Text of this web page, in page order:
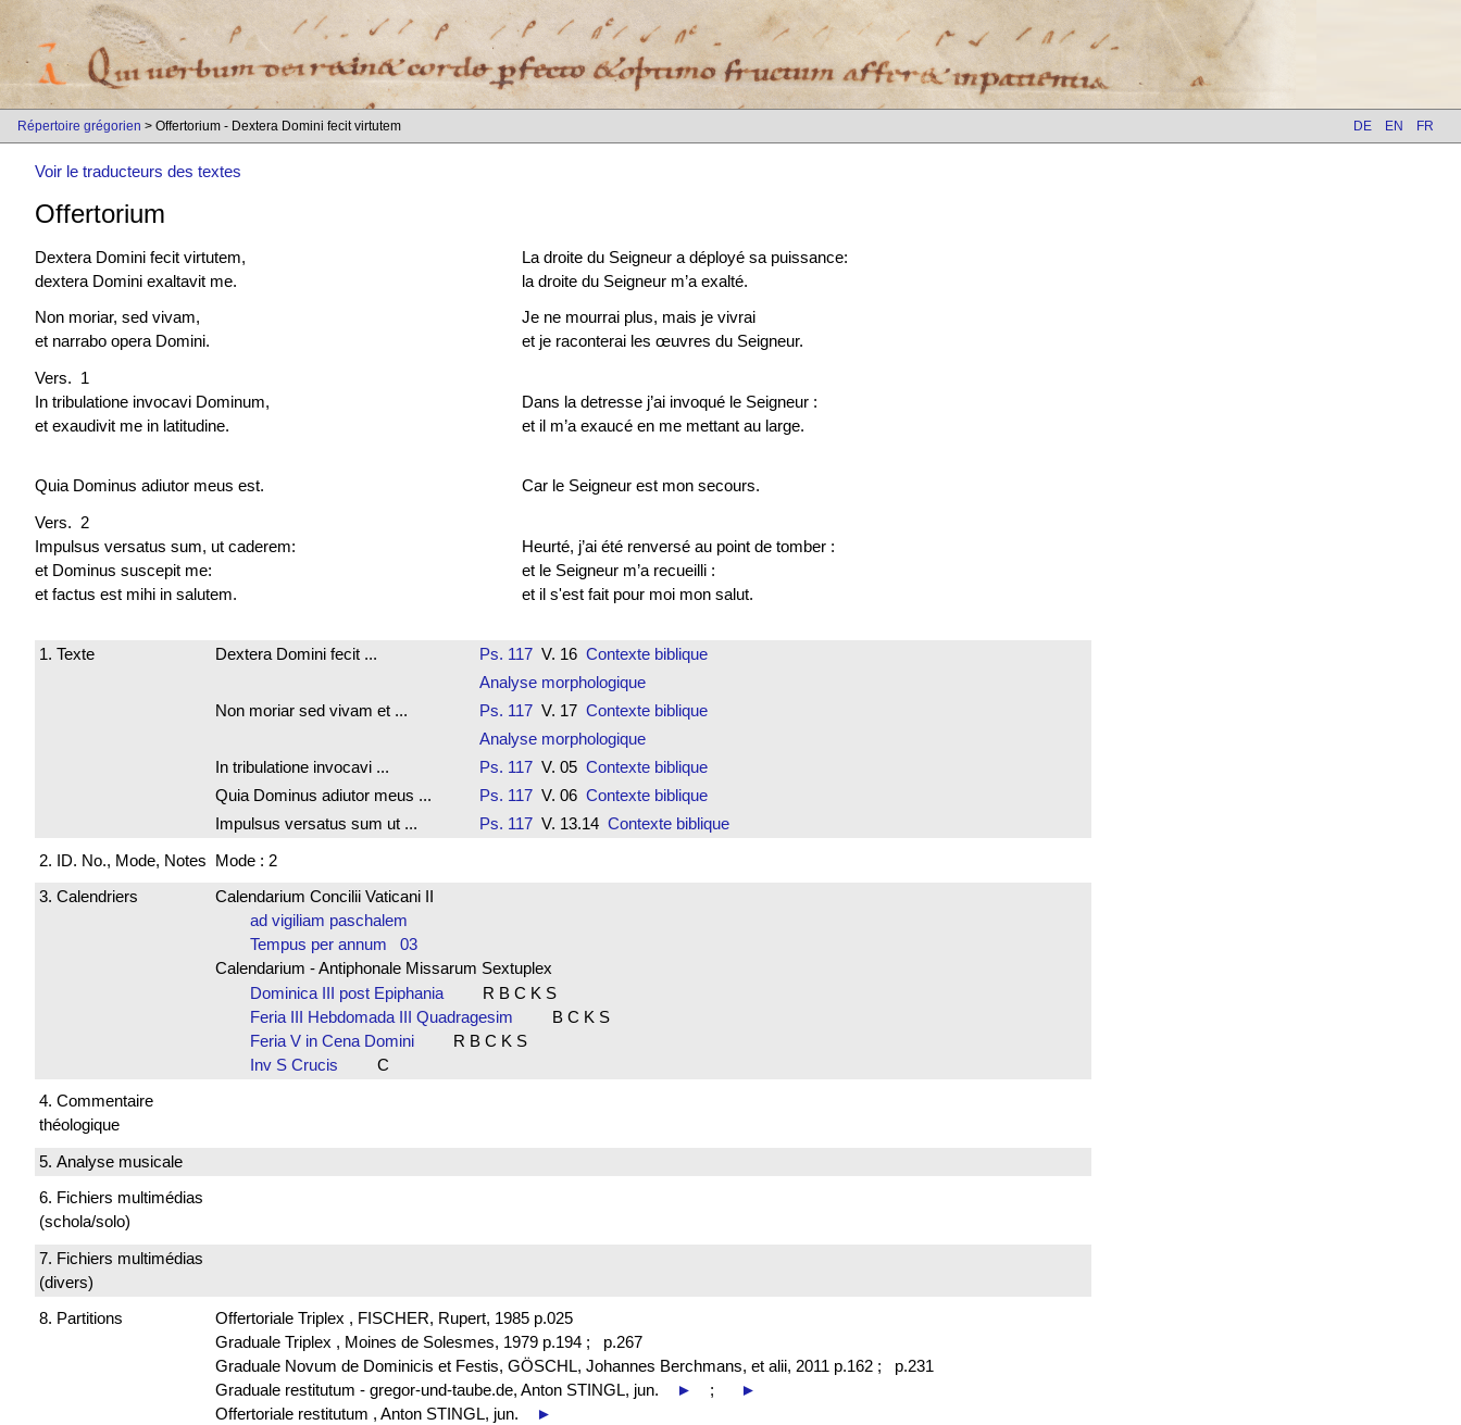
Répertoire grégorien > Offertorium - Dextera Domini fecit virtutem DE EN FR
Voir le traducteurs des textes
Offertorium
Dextera Domini fecit virtutem,
dextera Domini exaltavit me.
La droite du Seigneur a déployé sa puissance:
la droite du Seigneur m’a exalté.
Non moriar, sed vivam,
et narrabo opera Domini.
Je ne mourrai plus, mais je vivrai
et je raconterai les œuvres du Seigneur.
Vers. 1
In tribulatione invocavi Dominum,
et exaudivit me in latitudine.
Dans la detresse j’ai invoqué le Seigneur :
et il m’a exaucé en me mettant au large.
Quia Dominus adiutor meus est.
Car le Seigneur est mon secours.
Vers. 2
Impulsus versatus sum, ut caderem:
et Dominus suscepit me:
et factus est mihi in salutem.
Heurté, j’ai été renversé au point de tomber :
et le Seigneur m’a recueilli :
et il s'est fait pour moi mon salut.
1. Texte Dextera Domini fecit ... Ps. 117V. 16 Contexte biblique
Analyse morphologique
Non moriar sed vivam et ...
Ps. 117V. 17 Contexte biblique
Analyse morphologique
In tribulatione invocavi ...
Ps. 117V. 05 Contexte biblique
Quia Dominus adiutor meus ...
Ps. 117V. 06 Contexte biblique
Impulsus versatus sum ut ...
Ps. 117V. 13.14 Contexte biblique
2. ID. No., Mode, Notes Mode : 2
3. Calendriers
Calendarium Concilii Vaticani II
ad vigiliam paschalem
Tempus per annum 03
Calendarium - Antiphonale Missarum Sextuplex
Dominica III post Epiphania
R B C K S
Feria III Hebdomada III Quadragesim
B C K S
Feria V in Cena Domini
R B C K S
Inv S Crucis
C
4. Commentaire
théologique
5. Analyse musicale
6. Fichiers multimédias
(schola/solo)
7. Fichiers multimédias
(divers)
8. Partitions
Offertoriale Triplex , FISCHER, Rupert, 1985 p.025
Graduale Triplex , Moines de Solesmes, 1979 p.194 ;
p.267
Graduale Novum de Dominicis et Festis, GÖSCHL, Johannes Berchmans, et alii, 2011 p.162 ;
p.231
Graduale restitutum - gregor-und-taube.de, Anton STINGL, jun.
► ;
►
Offertoriale restitutum , Anton STINGL, jun.
►